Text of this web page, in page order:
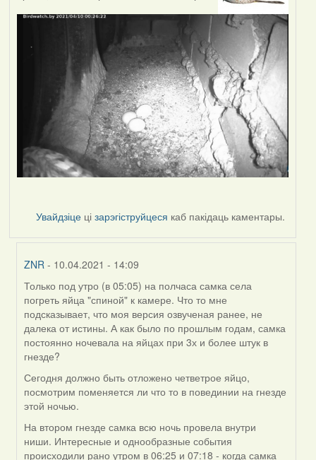
Увайдзіце цізарэгіструйцеся каб пакідаць каментары.
ZNR - 10.04.2021 - 14:09
In
reply
to
by
Harrier
Только под утро (в 05:05) на полчаса самка села
погреть яйца "спиной" к камере. Что то мне
подсказывает, что моя версия озвученая ранее, не
далека от истины. А как было по прошлым годам, самка
постоянно ночевала на яйцах при 3х и более штук в
гнезде?
Сегодня должно быть отложено четветрое яйцо,
посмотрим поменяется ли что то в повединии на гнезде
этой ночью.
На втором гнезде самка всю ночь провела внутри
ниши. Интересные и однообразные события
происходили рано утром в 06:25 и 07:18 - когда самка